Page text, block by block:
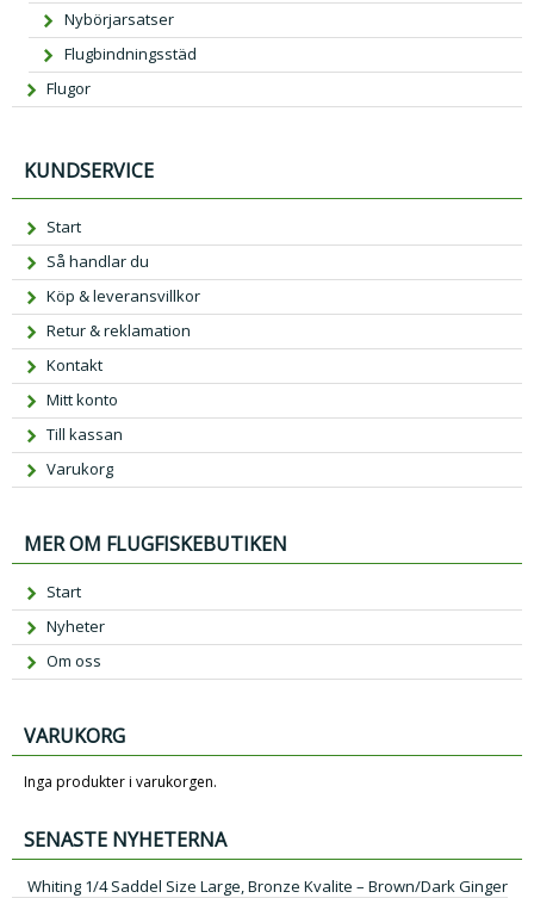
Nybörjarsatser
Flugbindningsstäd
Flugor
KUNDSERVICE
Start
Så handlar du
Köp & leveransvillkor
Retur & reklamation
Kontakt
Mitt konto
Till kassan
Varukorg
MER OM FLUGFISKEBUTIKEN
Start
Nyheter
Om oss
VARUKORG
Inga produkter i varukorgen.
SENASTE NYHETERNA
Whiting 1/4 Saddel Size Large, Bronze Kvalite – Brown/Dark Ginger